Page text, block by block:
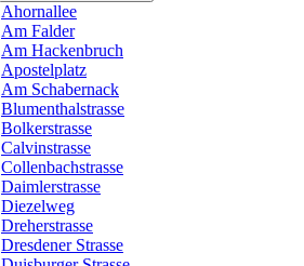
Ahornallee
Am Falder
Am Hackenbruch
Apostelplatz
Am Schabernack
Blumenthalstrasse
Bolkerstrasse
Calvinstrasse
Collenbachstrasse
Daimlerstrasse
Diezelweg
Dreherstrasse
Dresdener Strasse